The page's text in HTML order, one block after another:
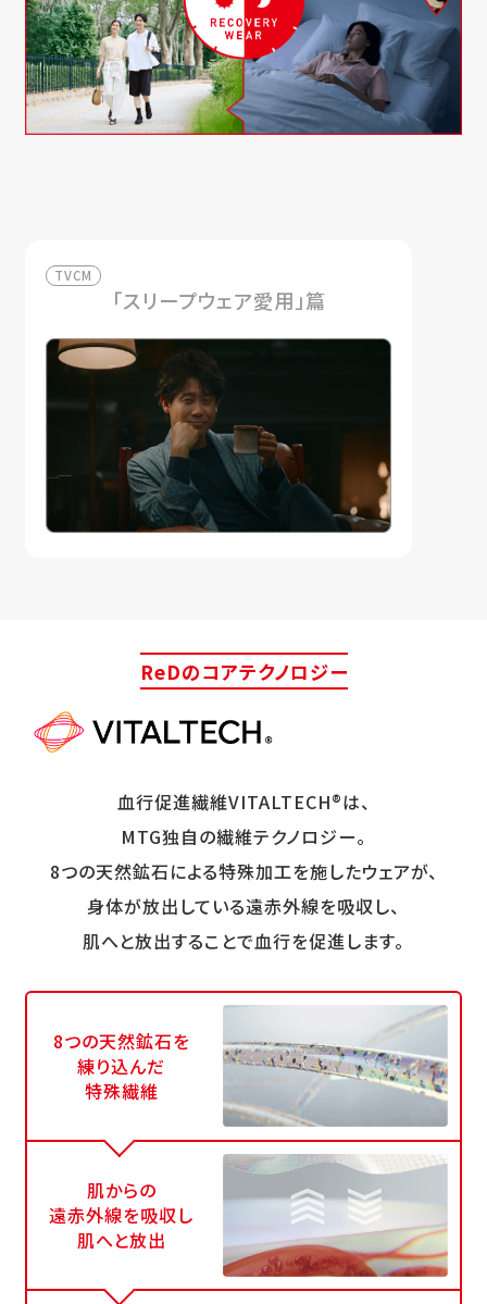
TVCM
「スリープウェア愛用」篇
ReDのコアテクノロジー
血行促進繊維VITALTECH®は、
MTG独自の繊維テクノロジー。
8つの天然鉱石による特殊加工を施したウェアが、
身体が放出している遠赤外線を吸収し、
肌へと放出することで血行を促進します。
8つの天然鉱石を
練り込んだ
特殊繊維
肌からの
遠赤外線を吸収し
肌へと放出